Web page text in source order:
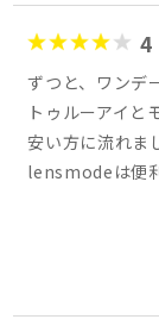
4
ずつと、ワンデ
トゥルーアイと
安い方に流れま
lensmodeは便